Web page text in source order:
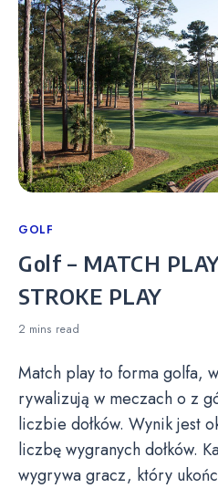
Categories
GOLF
Golf – MATCH
STROKE PLAY
2 mins read
Match play to forma golfa,
rywalizują w meczach o z
liczbie dołków. Wynik jest
liczbę wygranych dołków.
wygrywa gracz, który